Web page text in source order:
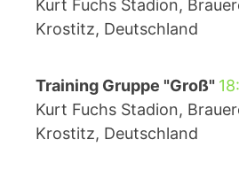
Kurt Fuchs Stadion,
Krostitz, Deutschland
Training Gruppe "Groß"
Kurt Fuchs Stadion,
Krostitz, Deutschland